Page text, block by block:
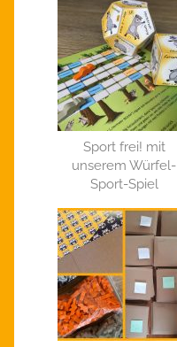
Sport frei! mit
unserem Würfel-
Sport-Spiel